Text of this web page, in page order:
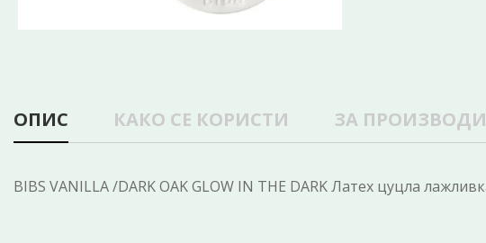
ОПИС КАКО СЕ КОРИСТИ ЗА
BIBS VANILLA /DARK OAK GLOW IN THE DARK Латех цуцла